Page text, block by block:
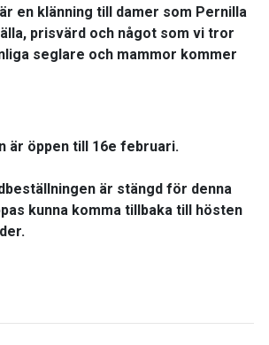
en klänning till damer som Pernilla
prisvärd och något som vi tror
seglare och mammor kommer
är öppen till 16e februari.
är stängd för denna
kunna komma tillbaka till hösten